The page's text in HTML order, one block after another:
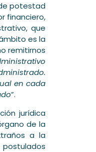
potestad
financiero,
que
es la
remitirnos
en cada
”.
jurídica
de la
a la